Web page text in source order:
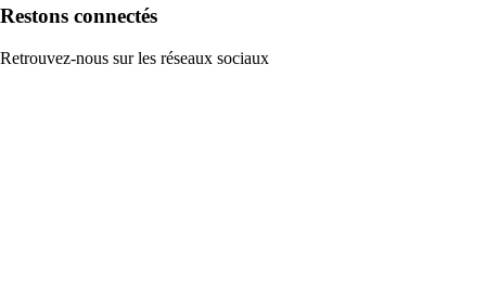
Restons connectés
Retrouvez-nous sur les réseaux sociaux